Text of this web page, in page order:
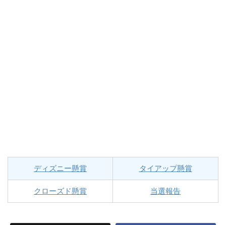
ディズニー懸賞 タイアップ懸賞
クローズド懸賞 当選報告